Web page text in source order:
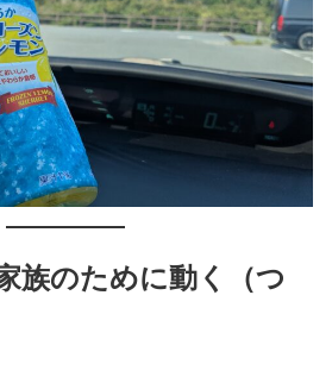
族のために動く（つ